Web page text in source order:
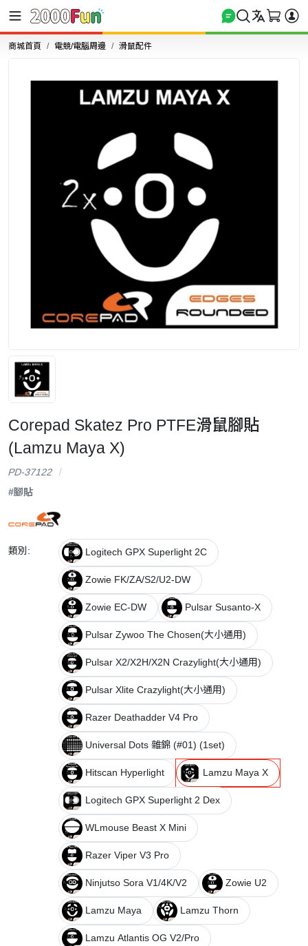
商城首頁 電競/電腦周邊 滑鼠配件
Corepad Skatez Pro PTFE滑鼠腳貼
(Lamzu Maya X)
PD-37122
#腳貼
類別: Logitech GPX Superlight 2C
Zowie FK/ZA/S2/U2-DW
Zowie EC-DW Pulsar Susanto-X
Pulsar Zywoo The Chosen(大小通用)
Pulsar X2/X2H/X2N Crazylight(大小通用)
Pulsar Xlite Crazylight(大小通用)
Razer Deathadder V4 Pro
Universal Dots 雜錦 (#01) (1set)
Hitscan Hyperlight Lamzu Maya X
Logitech GPX Superlight 2 Dex
WLmouse Beast X Mini
Razer Viper V3 Pro
Ninjutso Sora V1/4K/V2 Zowie U2
Lamzu Maya Lamzu Thorn
Lamzu Atlantis OG V2/Pro